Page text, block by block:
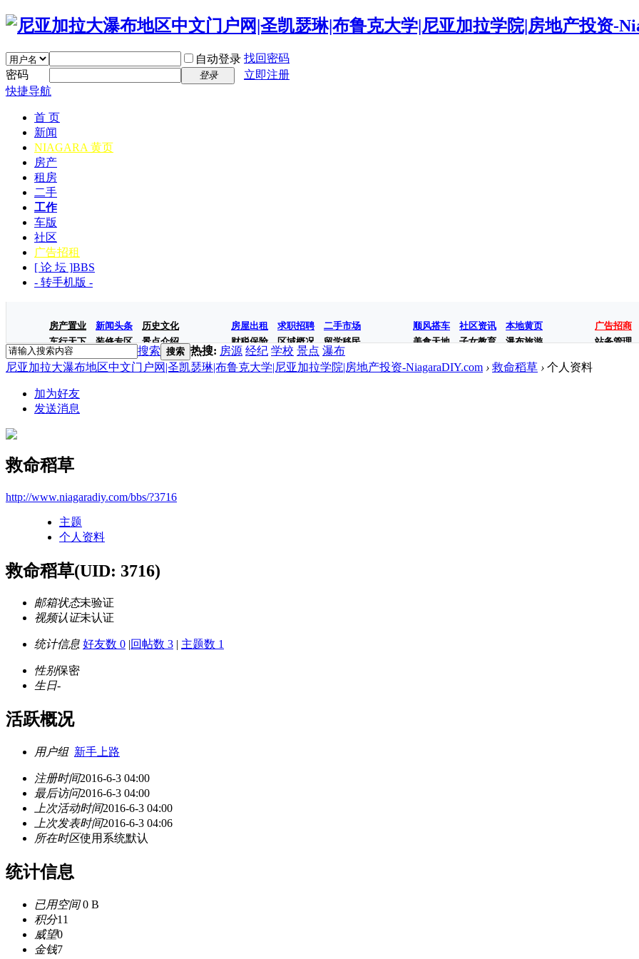
自动登录 找回密码
密码
登录
立即注册
快捷导航
首 页
新闻
NIAGARA 黄页
房产
租房
二手
工作
车版
社区
广告招租
[ 论 坛 ]BBS
- 转手机版 -
房产置业 新闻头条
历史文化
车行天下
装修专区 景点介绍
房屋出租 求职招聘
二手市场
财税保险
区域概况 留学移民
顺风搭车 社区资讯
本地黄页
美食天地
子女教育 瀑布旅游
广告招商
站务管理
搜索 搜索 热搜: 房源 经纪 学校 景点 瀑布
尼亚加拉大瀑布地区中文门户网|圣凯瑟琳|布鲁克大学|尼亚加拉学院|房地产投资-NiagaraDIY.com › 救命稻草 › 个人资料
加为好友
发送消息
救命稻草
http://www.niagaradiy.com/bbs/?3716
主题
个人资料
救命稻草(UID: 3716)
邮箱状态未验证
视频认证未认证
统计信息 好友数 0 |回帖数 3 | 主题数 1
性别保密
生日-
活跃概况
用户组 新手上路
注册时间2016-6-3 04:00
最后访问2016-6-3 04:00
上次活动时间2016-6-3 04:00
上次发表时间2016-6-3 04:06
所在时区使用系统默认
统计信息
已用空间0 B
积分11
威望0
金钱7